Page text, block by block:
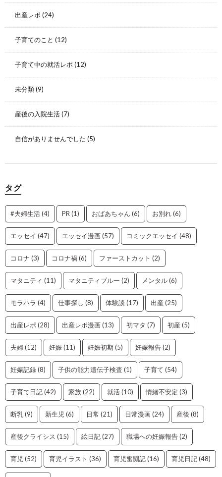
出産レポ(24)
子育てのこと (12)
子育て中の就活レポ(12)
未分類(9)
産後の入院生活(7)
自信がありませんでした (5)
タグ
#夫婦生活(4) PR(1) おばあちゃん (6) お別れ(6)
エッセイ (47) エッセイ漫画(57) コミックエッセイ (48)
コロナ (3) コロナ禍(6) ファーストカット (2)
マタニティ (11) マタニティブルー (2) メンタル(6)
モラハラ (4) 仕事探し (8) 体験談 (17) 出産 (25)
出産レポ (28) 出産レポ漫画(13) 初マタ (7) 初産 (5)
夫婦(12) 妊娠(11) 妊娠初期 (5) 妊娠報告(2)
妊娠記録(8) 子供の能力遺伝子検査 (1) 子育て (54)
子育て日記(42) 家族(22) 就活(10) 情緒不安定 (3)
断乳(9) 新生児(6) 日常 (21) 日常漫画(24) 産後 (8)
産後クライシス (15) 絵日記(27) 職場への妊娠報告(2)
育児(52) 育児イラスト (36) 育児奮闘記(16) 育児日記(48)